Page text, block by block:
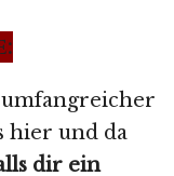
hier und da
dir ein